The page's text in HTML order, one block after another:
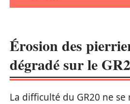
Érosion des
dégradé sur le
La difficulté du GR20 ne se